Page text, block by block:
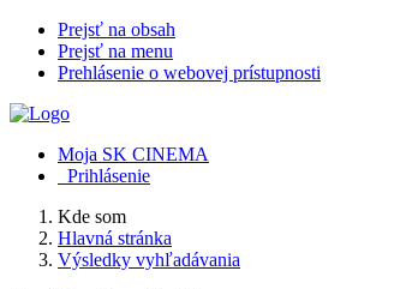
Prejsť na obsah
Prejsť na menu
Prehlásenie o webovej prístupnosti
Moja SK CINEMA
Prihlásenie
Kde som
Hlavná stránka
Výsledky vyhľadávania